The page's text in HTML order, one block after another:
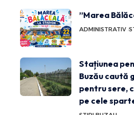
”Marea
ADMINISTRATIV
Stațiunea
Buzău caută
pentru sere,
pe cele